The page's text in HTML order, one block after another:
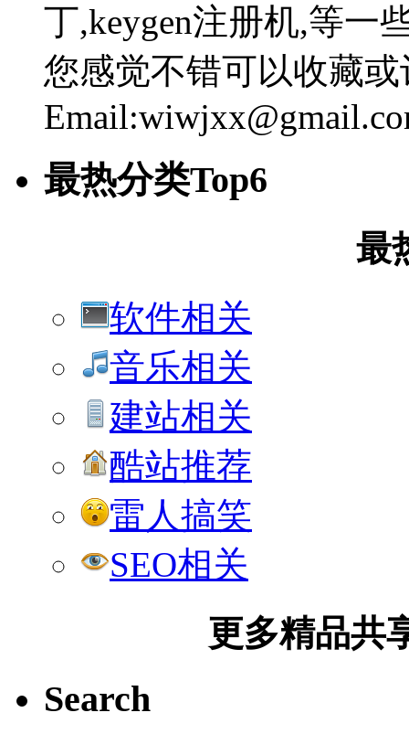
丁,keygen注册机,等一
您感觉不错可以收藏
最热分类Top6
最
软件相关
音乐相关
建站相关
酷站推荐
雷人搞笑
SEO相关
更多精品共
Search